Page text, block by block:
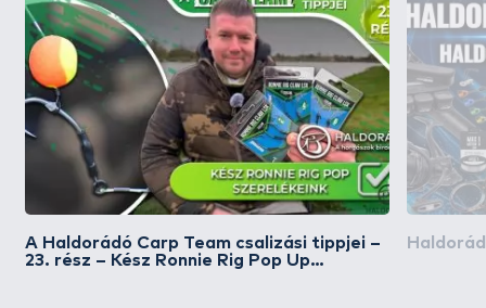
A Haldorádó Carp Team csalizási tippjei –
23. rész – Kész Ronnie Rig Pop Up